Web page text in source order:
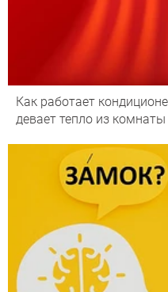
Как работает
девает тепло из комнаты